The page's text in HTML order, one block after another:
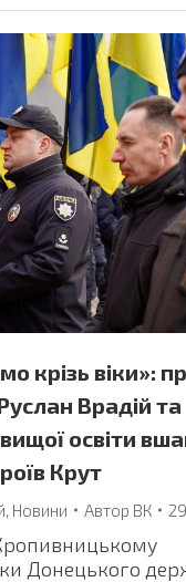
крізь віки»:
Врадій та
освіти
Крут
, Новини Автор ВК
Донецького